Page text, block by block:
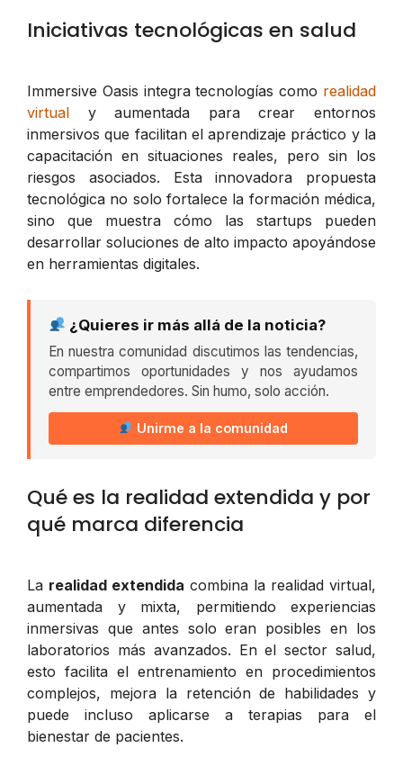
Iniciativas tecnológicas en salud
Immersive Oasis integra tecnologías como realidad
virtual y aumentada para crear entornos
inmersivos que facilitan el aprendizaje práctico y la
capacitación en situaciones reales, pero sin los
riesgos asociados. Esta innovadora propuesta
tecnológica no solo fortalece la formación médica,
sino que muestra cómo las startups pueden
desarrollar soluciones de alto impacto apoyándose
en herramientas digitales.
¿Quieres ir más allá de la noticia?
En nuestra comunidad discutimos las tendencias,
compartimos oportunidades y nos ayudamos
entre emprendedores. Sin humo, solo acción.
Unirme a la comunidad
Qué es la realidad extendida y por
qué marca diferencia
La realidad extendida combina la realidad virtual,
aumentada y mixta, permitiendo experiencias
inmersivas que antes solo eran posibles en los
laboratorios más avanzados. En el sector salud,
esto facilita el entrenamiento en procedimientos
complejos, mejora la retención de habilidades y
puede incluso aplicarse a terapias para el
bienestar de pacientes.